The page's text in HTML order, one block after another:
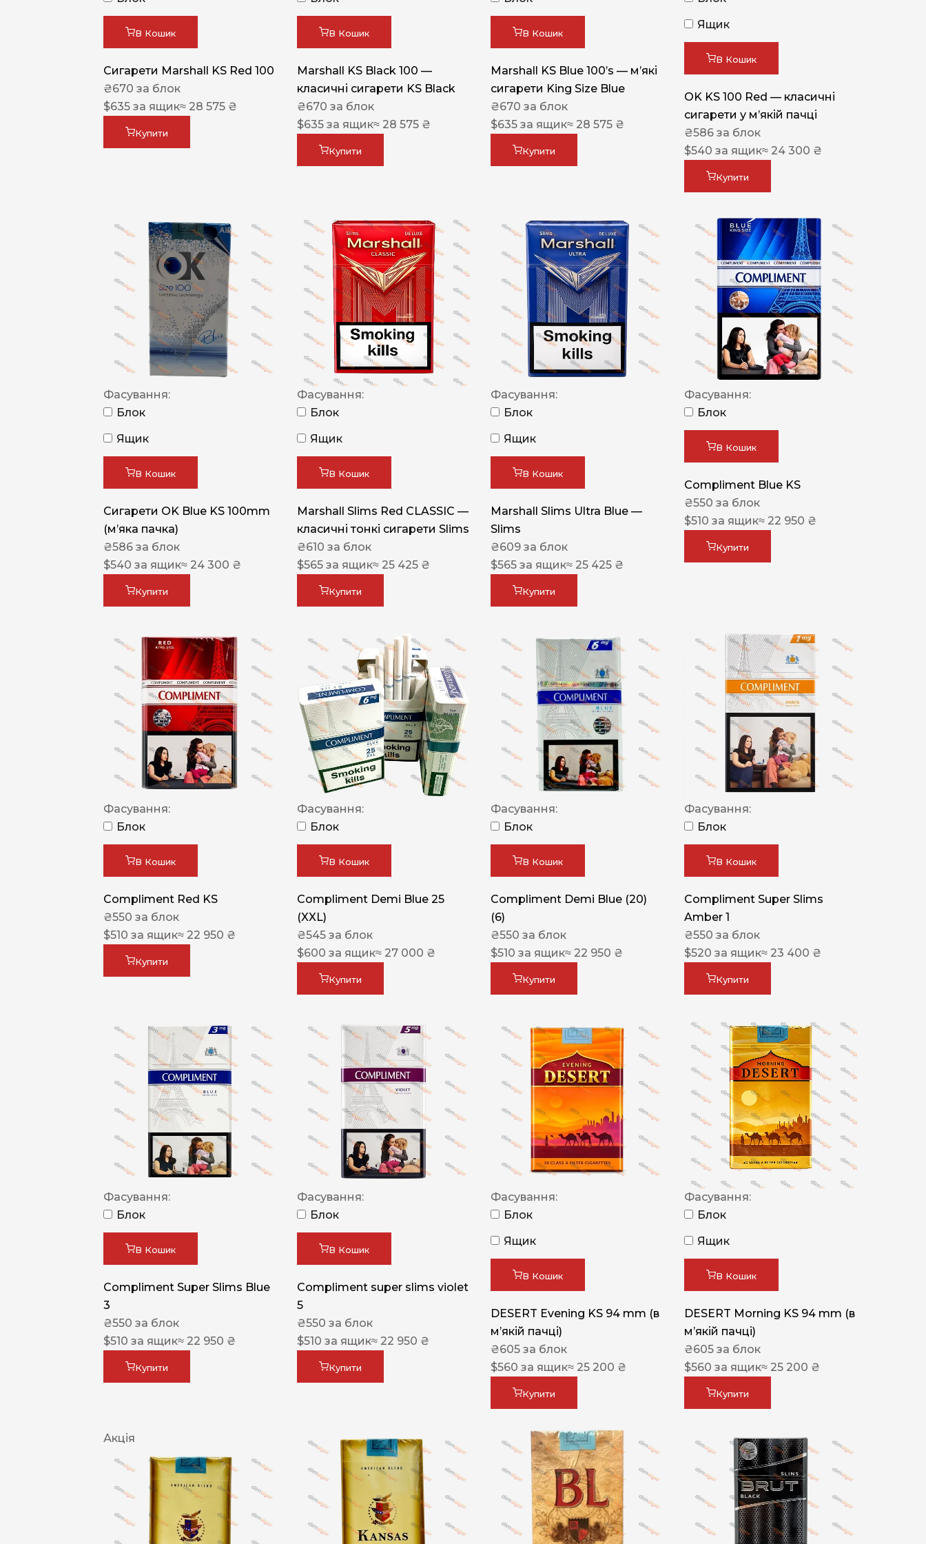
Nistru
Focus
De Santis
MONUS
NERO
NERO
Гуцульскі
Italian Blend 821
MAN
Arizona
В Кошик
Сигарети Marshall KS Red 100
₴670 за блок
$635 за ящик≈ 28 575 ₴
Купити
В Кошик
Marshall KS Black 100 —
класичні сигарети KS Black
₴670 за блок
$635 за ящик≈ 28 575 ₴
Купити
В Кошик
Marshall KS Blue 100’s — м’які
сигарети King Size Blue
₴670 за блок
$635 за ящик≈ 28 575 ₴
Купити
Ящик
В Кошик
OK KS 100 Red — класичні
сигарети у м’якій пачці
₴586 за блок
$540 за ящик≈ 24 300 ₴
Купити
Фасування:
Блок
Ящик
В Кошик
Сигарети OK Blue KS 100mm
(м’яка пачка)
₴586 за блок
$540 за ящик≈ 24 300 ₴
Купити
Фасування:
Блок
Ящик
В Кошик
Marshall Slims Red CLASSIC —
класичні тонкі сигарети Slims
₴610 за блок
$565 за ящик≈ 25 425 ₴
Купити
Фасування:
Блок
Ящик
В Кошик
Marshall Slims Ultra Blue —
Slims
₴609 за блок
$565 за ящик≈ 25 425 ₴
Купити
Фасування:
Блок
В Кошик
Compliment Blue KS
₴550 за блок
$510 за ящик≈ 22 950 ₴
Купити
Фасування:
Блок
В Кошик
Compliment Red KS
₴550 за блок
$510 за ящик≈ 22 950 ₴
Купити
Фасування:
Блок
В Кошик
Compliment Demi Blue 25
(XXL)
₴545 за блок
$600 за ящик≈ 27 000 ₴
Купити
Фасування:
Блок
В Кошик
Compliment Demi Blue (20)
(6)
₴550 за блок
$510 за ящик≈ 22 950 ₴
Купити
Фасування:
Блок
В Кошик
Compliment Super Slims
Amber 1
₴550 за блок
$520 за ящик≈ 23 400 ₴
Купити
Фасування:
Блок
В Кошик
Compliment Super Slims Blue
3
₴550 за блок
$510 за ящик≈ 22 950 ₴
Купити
Фасування:
Блок
В Кошик
Compliment super slims violet
5
₴550 за блок
$510 за ящик≈ 22 950 ₴
Купити
Фасування:
Блок
Ящик
В Кошик
DESERT Evening KS 94 mm (в
мʼякій пачці)
₴605 за блок
$560 за ящик≈ 25 200 ₴
Купити
Фасування:
Блок
Ящик
В Кошик
DESERT Morning KS 94 mm (в
мʼякій пачці)
₴605 за блок
$560 за ящик≈ 25 200 ₴
Купити
Акція